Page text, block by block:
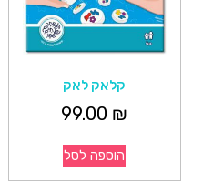
קלאק לאק
99.00 ₪
הוספה לסל